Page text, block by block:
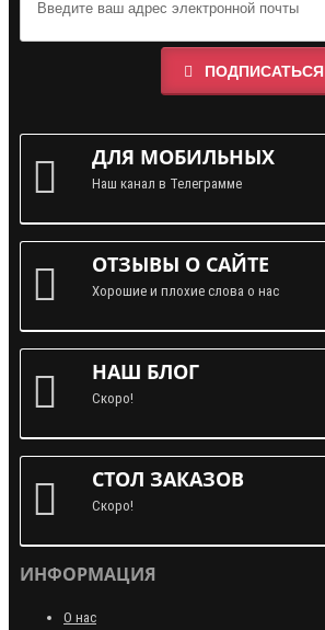
ПОДПИСАТЬСЯ
ДЛЯ МОБИЛЬНЫХ
Наш канал в Телеграмме
ОТЗЫВЫ О САЙТЕ
Хорошие и плохие слова о нас
НАШ БЛОГ
Скоро!
СТОЛ ЗАКАЗОВ
Скоро!
ИНФОРМАЦИЯ
О нас